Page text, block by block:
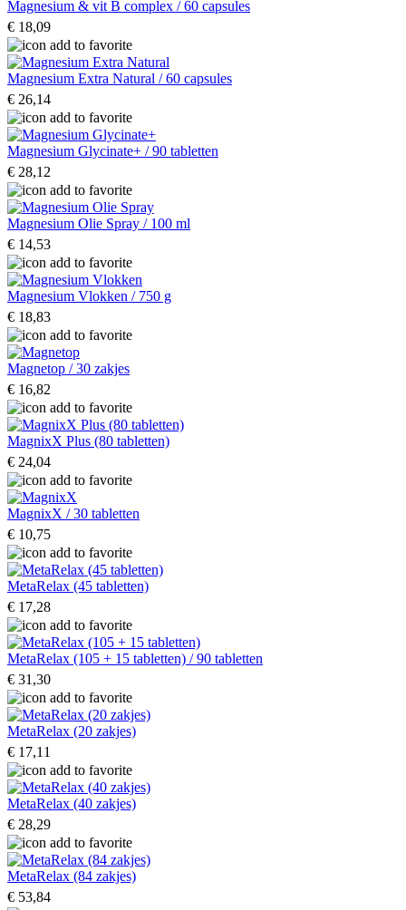
Magnesium & vit B complex / 60 capsules
€ 18,09
Magnesium Extra Natural / 60 capsules
€ 26,14
Magnesium Glycinate+ / 90 tabletten
€ 28,12
Magnesium Olie Spray / 100 ml
€ 14,53
Magnesium Vlokken / 750 g
€ 18,83
Magnetop / 30 zakjes
€ 16,82
MagnixX Plus (80 tabletten)
€ 24,04
MagnixX / 30 tabletten
€ 10,75
MetaRelax (45 tabletten)
€ 17,28
MetaRelax (105 + 15 tabletten) / 90 tabletten
€ 31,30
MetaRelax (20 zakjes)
€ 17,11
MetaRelax (40 zakjes)
€ 28,29
MetaRelax (84 zakjes)
€ 53,84